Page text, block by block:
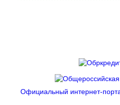
Официальный интернет-